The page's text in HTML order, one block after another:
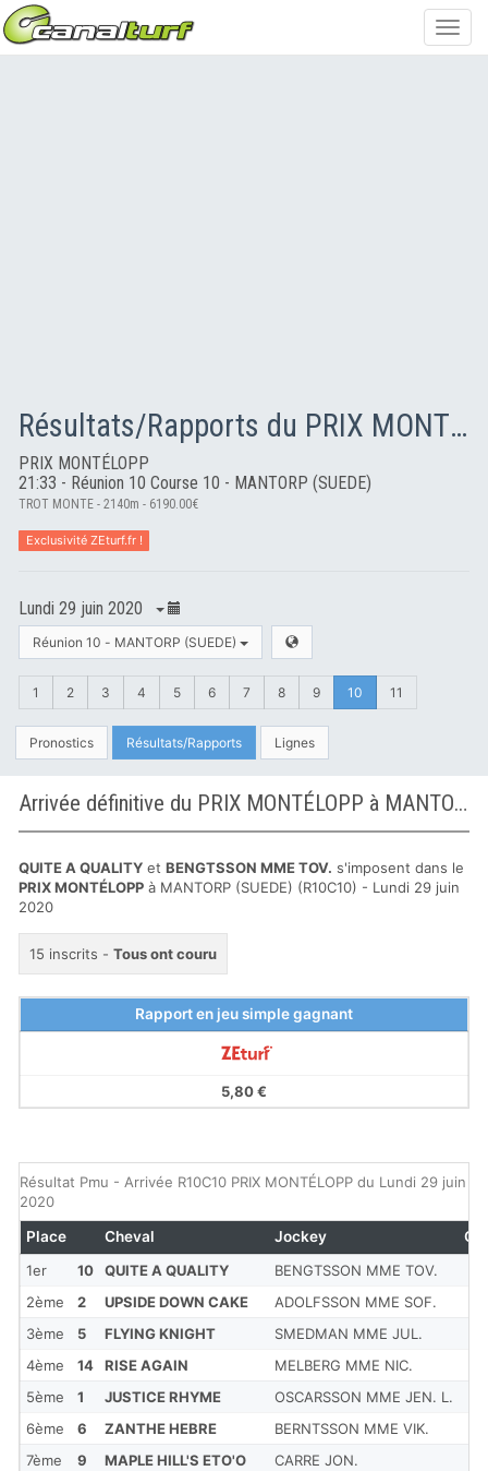
Résultats/Rapports du PRIX MONTÉLOPP
PRIX MONTÉLOPP
21:33 - Réunion 10 Course 10 - MANTORP (SUEDE)
TROT MONTE - 2140m - 6190.00€
Exclusivité ZEturf.fr !
Lundi 29 juin 2020
Réunion 10 - MANTORP (SUEDE)
1 2 3 4 5 6 7 8 9 10 11
Pronostics Résultats/Rapports Lignes
Arrivée définitive du PRIX MONTÉLOPP à MANTORP (SUEDE)
QUITE A QUALITY et BENGTSSON MME TOV. s'imposent dans le
PRIX MONTÉLOPP à MANTORP (SUEDE) (R10C10) - Lundi 29 juin
2020
15 inscrits - Tous ont couru
Rapport en jeu simple gagnant
5,80 €
Résultat Pmu - Arrivée R10C10 PRIX MONTÉLOPP du Lundi 29 juin
2020
1er 10 QUITE A QUALITY
BENGTSSON MME TOV.
2ème
2 UPSIDE DOWN CAKE
ADOLFSSON MME SOF.
3ème
5 FLYING KNIGHT
SMEDMAN MME JUL.
4ème
14 RISE AGAIN
MELBERG MME NIC.
5ème
1 JUSTICE RHYME
OSCARSSON MME JEN. L.
6ème
6 ZANTHE HEBRE
BERNTSSON MME VIK.
7ème
9 MAPLE HILL'S ETO'O CARRE JON.
Place Cheval Jockey